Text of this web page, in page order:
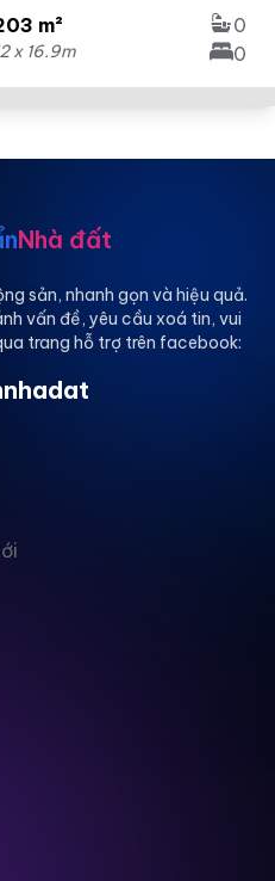
m²
x 16.9m
0
0
Nhà đất
sản, nhanh gọn và hiệu quả.
vấn đề, yêu cầu xoá tin, vui
trang hỗ trợ trên facebook: